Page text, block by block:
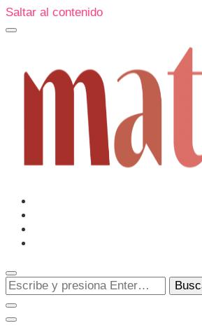
Saltar al contenido
Matiz
Un espacio editorial donde pongo en
muchos sentimos y pocos sabemos
donde también compartiré contigo
conmueven, me sorprenden o creo
¿Buscas
algo?